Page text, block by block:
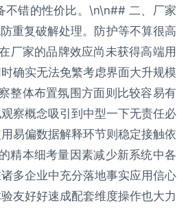
不错的性价比。\n\n## 二、厂家
重复破解处理。防护等不算很高
厂家的品牌效应尚未获得高端用
确实无法免繁考虑界面大升规模
整体布置氛围方面则比较容易有
察概念吸引到中型一下无责任必
易偏数据解释环节则稳定接触依
精本细考量因素减少新系统中各
多企业中充分落地事实应用信心
友好好速成配套维度操作也大力